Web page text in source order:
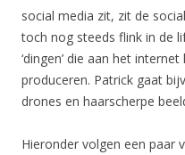
social media zit, zit de
toch nog steeds flink in de
‘dingen’ die aan het
produceren. Patrick gaat
drones en haarscherpe
Hieronder volgen een paar